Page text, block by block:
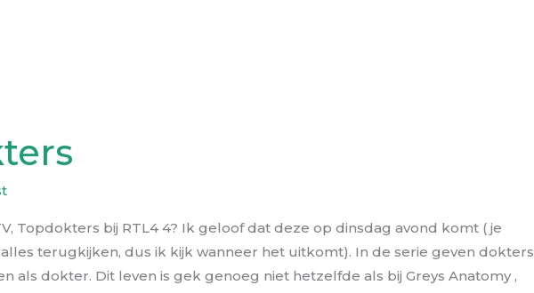
Topdokters bij RTL4 4? Ik geloof dat deze op dinsdag avond komt ( je
terugkijken, dus ik kijk wanneer het uitkomt). In de serie geven dokters
als dokter. Dit leven is gek genoeg niet hetzelfde als bij Greys Anatomy ,